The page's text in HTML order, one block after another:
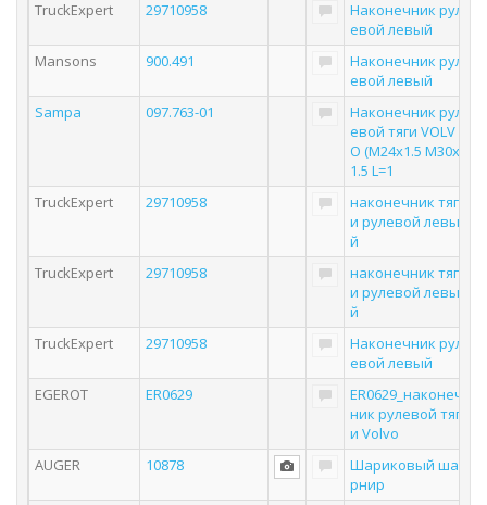
TruckExpert
29710958
Наконечник рул
евой левый
Mansons
900.491
Наконечник рул
евой левый
Sampa
097.763-01
Наконечник рул
евой тяги VOLV
O (M24x1.5 M30x
1.5 L=1
TruckExpert
29710958
наконечник тяг
и рулевой левы
й
TruckExpert
29710958
наконечник тяг
и рулевой левы
й
TruckExpert
29710958
Наконечник рул
евой левый
EGEROT
ER0629
ER0629_наконеч
ник рулевой тяг
и Volvo
AUGER
10878
Шариковый ша
рнир